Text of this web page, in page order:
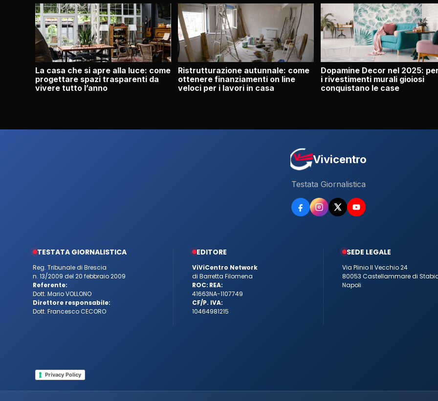
La casa che si apre alla luce: come
progettare spazi trasparenti da
vivere tutto l’anno
Ristrutturazione autunnale: come
ottenere finanziamenti on line
veloci per i lavori in casa
Dopamine Decor nel 2025:
i rivestimenti murali gioiosi
conquistano le case
Vivicentro
Testata Giornalistica
TESTATA GIORNALISTICA
Reg. Tribunale di Brescia
n. 13/2009 del 20 febbraio 2009
Referente:
Dott. Mario VOLLONO
Direttore responsabile:
Dott. Francesco CECORO
EDITORE
ViViCentro Network
di Barretta Filomena
ROC:
41663
REA:
NA-1107749
CF/P. IVA:
10464981215
SEDE LEGALE
Via Plinio Il Vecchio 24
80053 Castellammare di
Napoli
Privacy Policy